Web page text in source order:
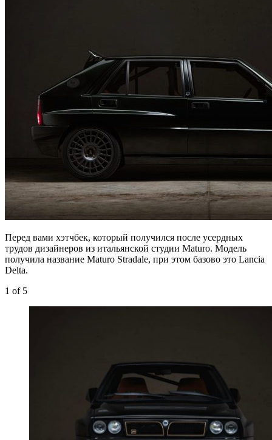
Перед вами хэтчбек, который получился после усердных
трудов дизайнеров из итальянской студии Maturo. Модель
получила название Maturo Stradale, при этом базово это Lancia
Delta.
1 of 5